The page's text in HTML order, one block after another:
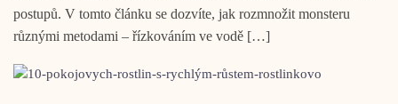
postupů. V tomto článku se dozvíte, jak rozmnožit monsteru
různými metodami – řízkováním ve vodě […]